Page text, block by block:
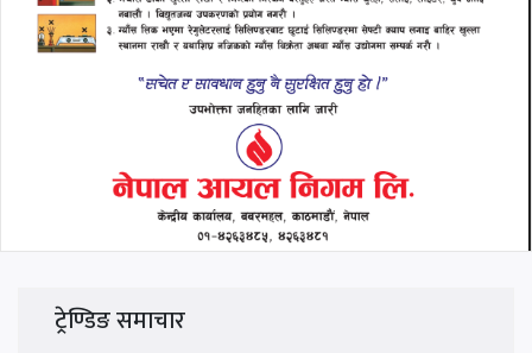
ट्रेण्डिङ समाचार